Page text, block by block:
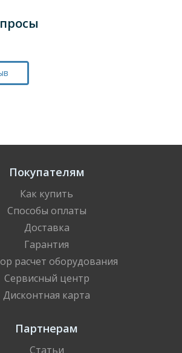
Покупателям
Как купить
Способы оплаты
Доставка
Гарантия
расчет оборудования
Сервисный центр
Дисконтная карта
Партнерам
Статьи